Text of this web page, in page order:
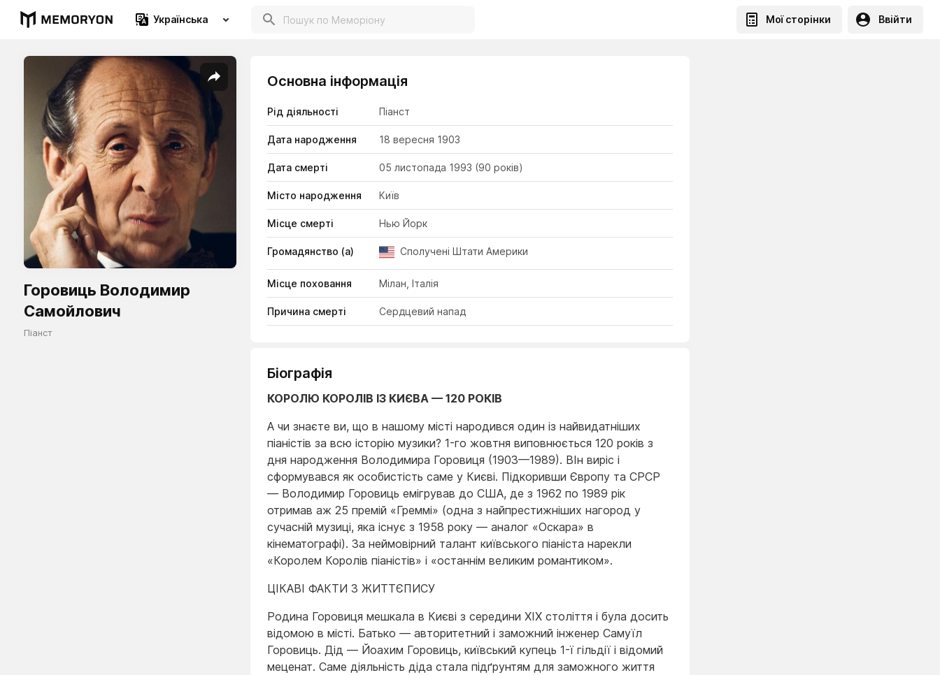
Українська Мої сторінки Ввійти
Горовиць Володимир
Самойлович
Піанст
Основна інформація
Рід діяльності Піанст
Дата народження 18 вересня 1903
Дата смерті 05 листопада 1993 (90 років)
Місто народження Київ
Місце смерті Нью Йорк
Громадянство (а) Сполучені Штати Америки
Місце поховання Мілан, Італія
Причина смерті Сердцевий напад
Біографія
КОРОЛЮ КОРОЛІВ ІЗ КИЄВА — 120 РОКІВ
А чи знаєте ви, що в нашому місті народився один із найвидатніших
піаністів за всю історію музики? 1-го жовтня виповнюється 120 років з
дня народження Володимира Горовиця (1903—1989). ВІн виріс і
сформувався як особистість саме у Києві. Підкоривши Європу та СРСР
— Володимир Горовиць емігрував до США, де з 1962 по 1989 рік
отримав аж 25 премій «Греммі» (одна з найпрестижніших нагород у
сучасній музиці, яка існує з 1958 року — аналог «Оскара» в
кінематографі). За неймовірний талант київського піаніста нарекли
«Королем Королів піаністів» і «останнім великим романтиком».
ЦІКАВІ ФАКТИ З ЖИТТЄПИСУ
Родина Горовиця мешкала в Києві з середини ХІХ століття і була досить
відомою в місті. Батько — авторитетний і заможний інженер Самуїл
Горовиць. Дід — Йоахим Горовиць, київський купець 1-ї гільдії і відомий
меценат. Саме діяльність діда стала підґрунтям для заможного життя